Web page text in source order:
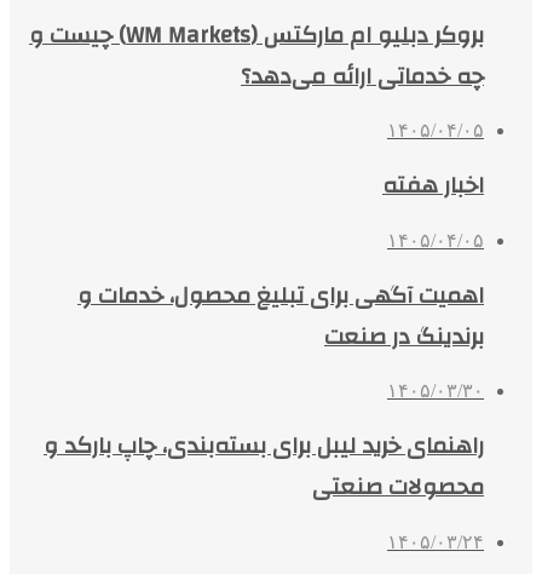
بروکر دبلیو ام مارکتس (WM Markets) چیست و
چه خدماتی ارائه می‌دهد؟
۱۴۰۵/۰۴/۰۵
اخبار هفته
۱۴۰۵/۰۴/۰۵
اهمیت آگهی برای تبلیغ محصول، خدمات و
برندینگ در صنعت
۱۴۰۵/۰۳/۳۰
راهنمای خرید لیبل برای بسته‌بندی، چاپ بارکد و
محصولات صنعتی
۱۴۰۵/۰۳/۲۴